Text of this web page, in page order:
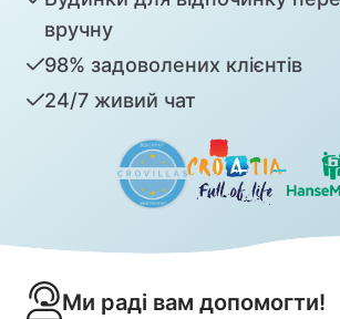
вручну
98% задоволених клієнтів
24/7 живий чат
Ми раді вам допомогти!